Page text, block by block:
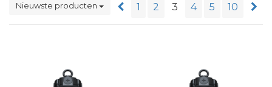
Nieuwste producten 1 2 3 4 5 10